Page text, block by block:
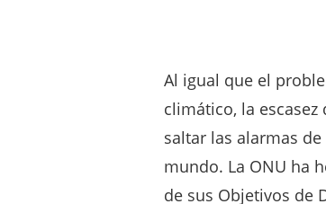
Al igual que el
climático, la escasez
saltar las alarmas
mundo. La ONU ha
de sus Objetivos de